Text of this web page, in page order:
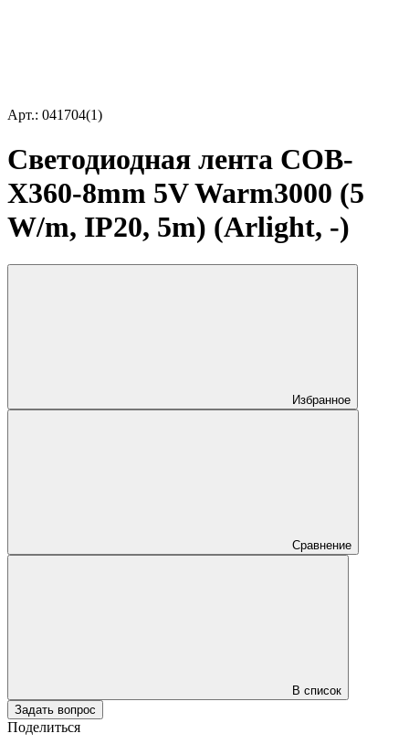
Арт.: 041704(1)
Светодиодная лента COB-
X360-8mm 5V Warm3000 (5
W/m, IP20, 5m) (Arlight, -)
Избранное
Сравнение
В список
Задать вопрос
Поделиться